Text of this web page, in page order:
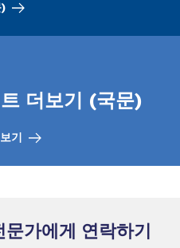
)
더보기 (국문)
기
가에게 연락하기